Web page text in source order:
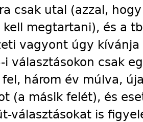
csak utal (azzal,
megtartani), és a
vagyont úgy
i választásokon csak
három év múlva,
(a másik felét), és
választásokat is